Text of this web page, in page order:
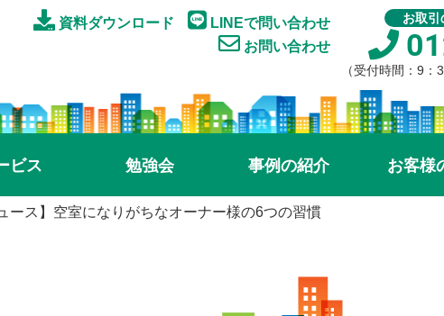
資料ダウンロード
LINEで問い合わせ
お問い合わせ
お取引
（受付時間：9
ビス 勉強会 事例の紹介 お客様
ース】空室になりがちなオーナー様の6つの習慣